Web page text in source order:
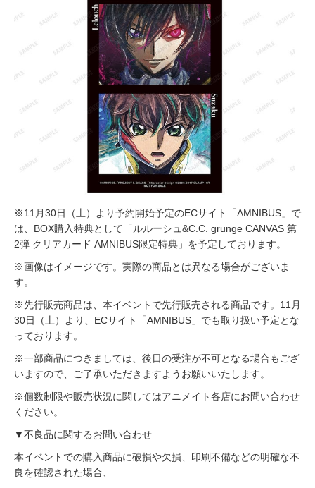
※11月30日（土）より予約開始予定のECサイト「AMNIBUS」で
は、BOX購入特典として「ルルーシュ&C.C. grunge CANVAS 第
2弾 クリアカード AMNIBUS限定特典」を予定しております。
※画像はイメージです。実際の商品とは異なる場合がございま
す。
※先行販売商品は、本イベントで先行販売される商品です。11月
30日（土）より、ECサイト「AMNIBUS」でも取り扱い予定とな
っております。
※一部商品につきましては、後日の受注が不可となる場合もござ
いますので、ご了承いただきますようお願いいたします。
※個数制限や販売状況に関してはアニメイト各店にお問い合わせ
ください。
▼不良品に関するお問い合わせ
本イベントでの購入商品に破損や欠損、印刷不備などの明確な不
良を確認された場合、